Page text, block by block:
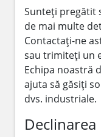
Sunteți pregătit
de mai multe
Contactați-ne
sau trimiteți un
Echipa noastră
ajuta să găsiți
dvs. industriale.